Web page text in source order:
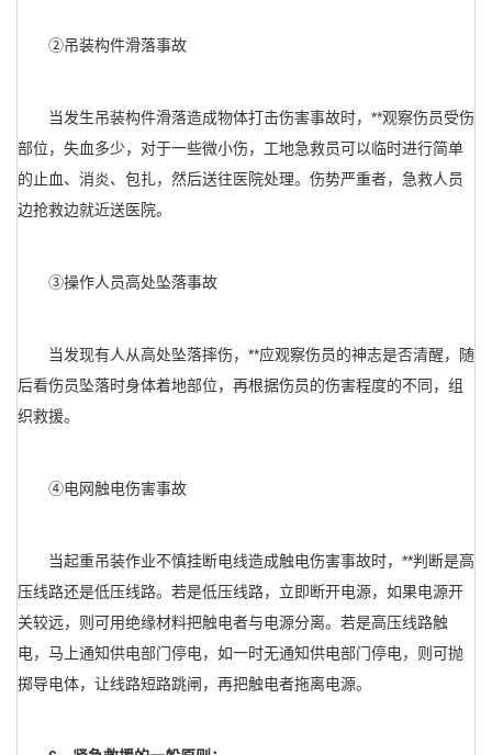
②吊装构件滑落事故
当发生吊装构件滑落造成物体打击伤害事故时，**观察伤员受伤
部位，失血多少，对于一些微小伤，工地急救员可以临时进行简单
的止血、消炎、包扎，然后送往医院处理。伤势严重者，急救人员
边抢救边就近送医院。
③操作人员高处坠落事故
当发现有人从高处坠落摔伤，**应观察伤员的神志是否清醒，随
后看伤员坠落时身体着地部位，再根据伤员的伤害程度的不同，组
织救援。
④电网触电伤害事故
当起重吊装作业不慎挂断电线造成触电伤害事故时，**判断是高
压线路还是低压线路。若是低压线路，立即断开电源，如果电源开
关较远，则可用绝缘材料把触电者与电源分离。若是高压线路触
电，马上通知供电部门停电，如一时无通知供电部门停电，则可抛
掷导电体，让线路短路跳闸，再把触电者拖离电源。